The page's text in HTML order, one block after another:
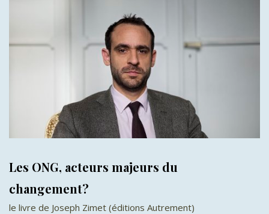
Les ONG, acteurs majeurs du
changement?
le livre de Joseph Zimet (éditions Autrement)